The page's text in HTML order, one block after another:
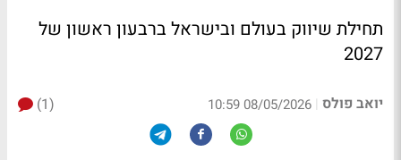
תחילת שיווק בעולם ובישראל ברבעון ראשון של
2027
יואב פולס |
08/05/2026 10:59
(1)